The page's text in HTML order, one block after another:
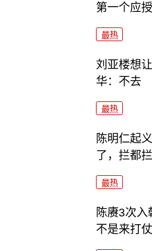
第一个应
最热
刘亚楼想
华：不去
最热
陈明仁起
了，拦都
最热
陈赓3次
不是来打